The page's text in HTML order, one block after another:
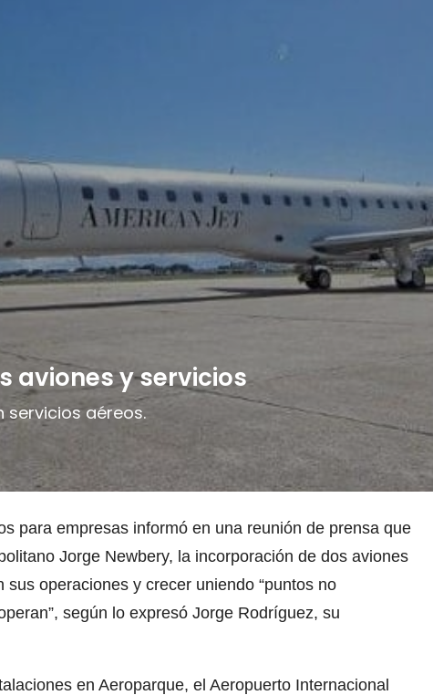
aviones y servicios
servicios aéreos.
para empresas informó en una reunión de prensa que
Jorge Newbery, la incorporación de dos aviones
operaciones y crecer uniendo “puntos no
según lo expresó Jorge Rodríguez, su
en Aeroparque, el Aeropuerto Internacional